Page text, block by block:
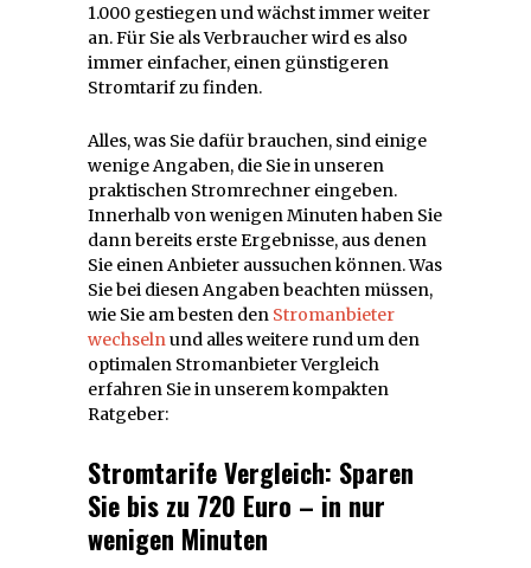
1.000 gestiegen und wächst immer weiter
an. Für Sie als Verbraucher wird es also
immer einfacher, einen günstigeren
Stromtarif zu finden.
Alles, was Sie dafür brauchen, sind einige
wenige Angaben, die Sie in unseren
praktischen Stromrechner eingeben.
Innerhalb von wenigen Minuten haben Sie
dann bereits erste Ergebnisse, aus denen
Sie einen Anbieter aussuchen können. Was
Sie bei diesen Angaben beachten müssen,
wie Sie am besten den Stromanbieter
wechselnund alles weitere rund um den
optimalen Stromanbieter Vergleich
erfahren Sie in unserem kompakten
Ratgeber:
Stromtarife Vergleich: Sparen
Sie bis zu 720 Euro – in nur
wenigen Minuten